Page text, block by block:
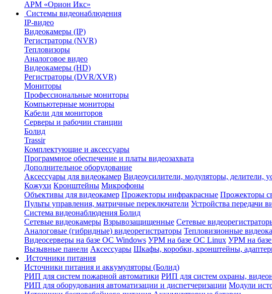
АРМ «Орион Икс»
Системы видеонаблюдения
IP-видео
Видеокамеры (IP)
Регистраторы (NVR)
Тепловизоры
Аналоговое видео
Видеокамеры (HD)
Регистраторы (DVR/XVR)
Мониторы
Профессиональные мониторы
Компьютерные мониторы
Кабели для мониторов
Серверы и рабочии станции
Болид
Trassir
Комплектующие и аксессуары
Программное обеспечение и платы видеозахвата
Дополнительное оборудование
Аксессуары для видеокамер Видеоусилители, модуляторы, делители,
Кожухи Кронштейны Микрофоны
Объективы для видеокамер Прожекторы инфракрасные Прожекторы
Пульты управления, матричные переключатели Устройства передачи
Система видеонаблюдения Болид
Сетевые видеокамеры Взрывозащищенные Сетевые
Аналоговые (гибридные) видеорегистраторы Тепловизионные
Видеосерверы на базе ОС Windows УРМ на базе ОС Linux УРМ на
Вызывные панели Аксессуары Шкафы, коробки, кронштейны,
Источники питания
Источники питания и аккумуляторы (Болид)
РИП для систем пожарной автоматики РИП для систем охраны,
РИП для оборудования автоматизации и диспетчеризации Модули